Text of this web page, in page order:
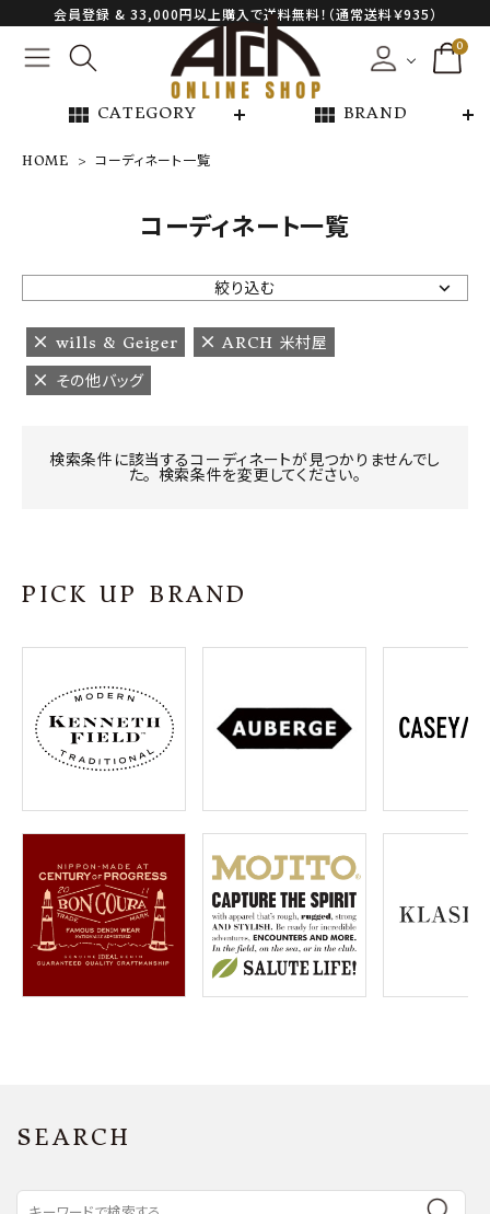
会員登録 & 33,000円以上購入で送料無料！（通常送料￥935）
0
view_module CATEGORY view_module BRAND
NEW ARRIVAL
ARCH EXCLUSIVE
BRAND
CATEGORY
プライバシーポリシー
特定商取引法について
お問い合わせ
OFFICIAL WEB SITE
meeting_room ログイン 会員登録
HOME コーディネート一覧
コーディネート一覧
絞り込む
wills & Geiger
ARCH 米村屋
その他バッグ
検索条件に該当するコーディネートが見つかりませんでし
た。 検索条件を変更してください。
PICK UP BRAND
SEARCH